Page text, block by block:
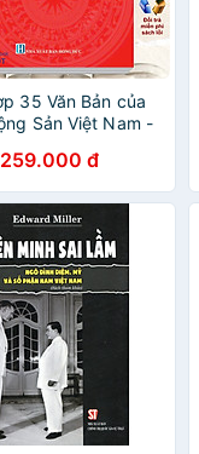
35 Văn Bản của
Sản Việt Nam -
259.000 đ